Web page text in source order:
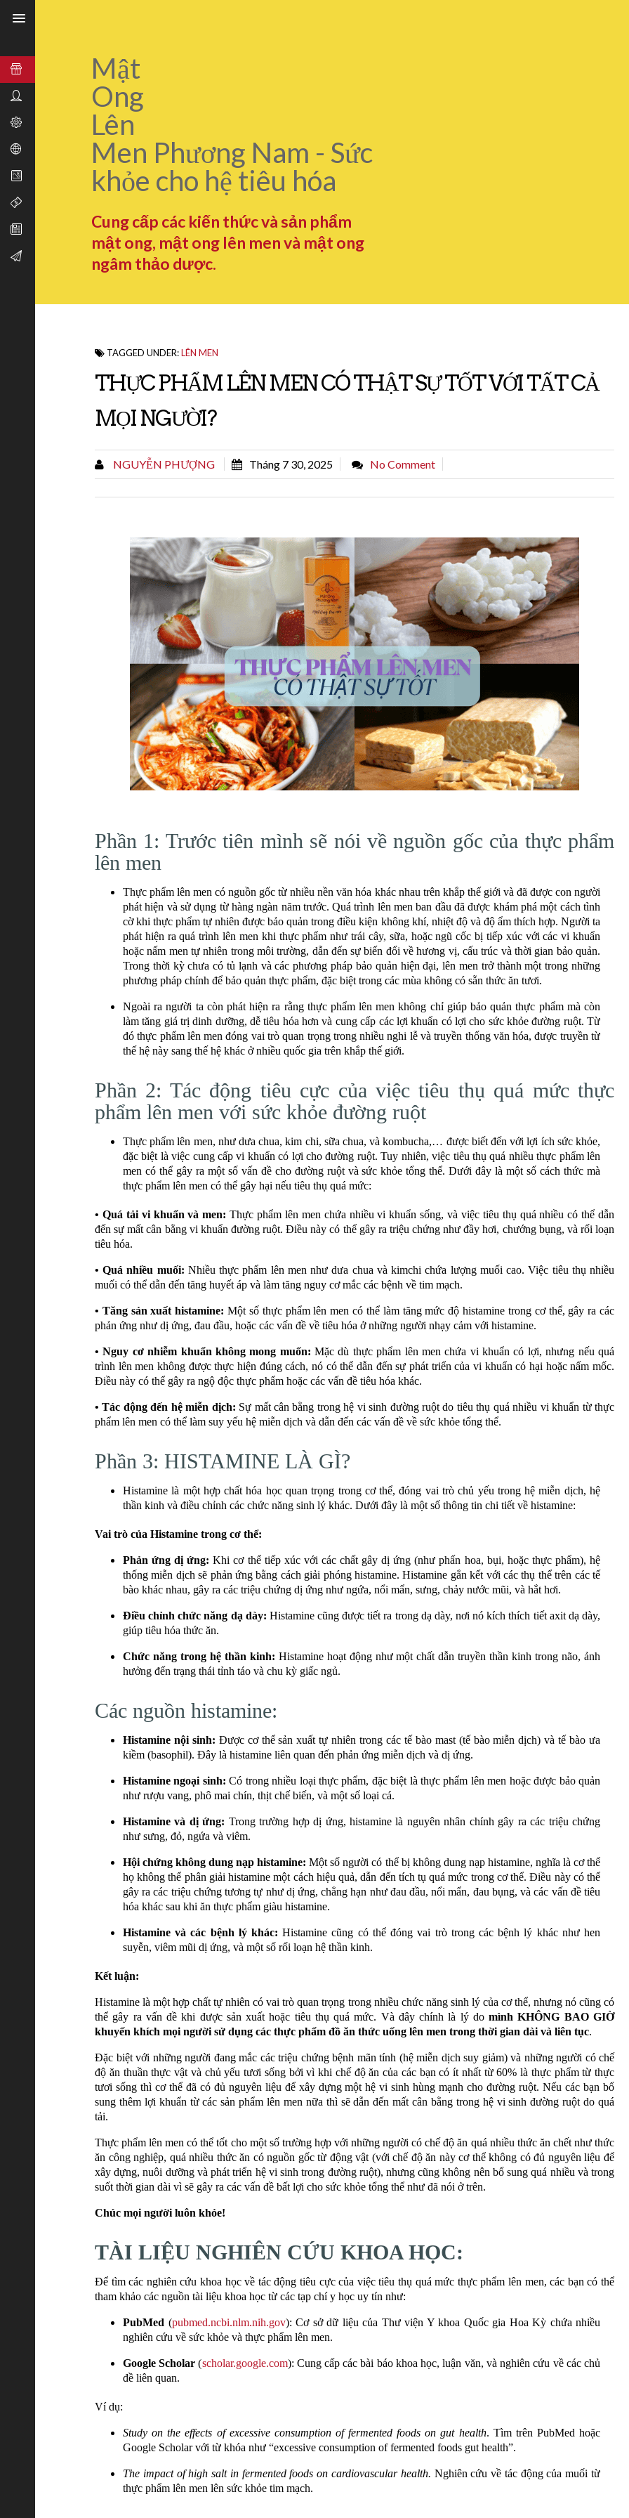
Mật
Ong
Lên
Men Phương Nam - Sức
khỏe cho hệ tiêu hóa
Cung cấp các kiến thức và sản phẩm
mật ong, mật ong lên men và mật ong
ngâm thảo dược.
TAGGED UNDER:LÊN MEN
THỰC PHẨM LÊN MEN CÓ THẬT SỰ TỐT VỚI TẤT CẢ
MỌI NGƯỜI?
NGUYỄN PHƯỢNG Tháng 7 30, 2025 No Comment
Phần 1: Trước tiên mình sẽ nói về nguồn gốc của thực phẩm
lên men
Thực phẩm lên men có nguồn gốc từ nhiều nền văn hóa khác nhau trên khắp thế giới và đã được con người
phát hiện và sử dụng từ hàng ngàn năm trước. Quá trình lên men ban đầu đã được khám phá một cách tình
cờ khi thực phẩm tự nhiên được bảo quản trong điều kiện không khí, nhiệt độ và độ ẩm thích hợp. Người ta
phát hiện ra quá trình lên men khi thực phẩm như trái cây, sữa, hoặc ngũ cốc bị tiếp xúc với các vi khuẩn
hoặc nấm men tự nhiên trong môi trường, dẫn đến sự biến đổi về hương vị, cấu trúc và thời gian bảo quản.
Trong thời kỳ chưa có tủ lạnh và các phương pháp bảo quản hiện đại, lên men trở thành một trong những
phương pháp chính để bảo quản thực phẩm, đặc biệt trong các mùa không có sẵn thức ăn tươi.
Ngoài ra người ta còn phát hiện ra rằng thực phẩm lên men không chỉ giúp bảo quản thực phẩm mà còn
làm tăng giá trị dinh dưỡng, dễ tiêu hóa hơn và cung cấp các lợi khuẩn có lợi cho sức khỏe đường ruột. Từ
đó thực phẩm lên men đóng vai trò quan trọng trong nhiều nghi lễ và truyền thống văn hóa, được truyền từ
thế hệ này sang thế hệ khác ở nhiều quốc gia trên khắp thế giới.
Phần 2: Tác động tiêu cực của việc tiêu thụ quá mức thực
phẩm lên men với sức khỏe đường ruột
Thực phẩm lên men, như dưa chua, kim chi, sữa chua, và kombucha,… được biết đến với lợi ích sức khỏe,
đặc biệt là việc cung cấp vi khuẩn có lợi cho đường ruột. Tuy nhiên, việc tiêu thụ quá nhiều thực phẩm lên
men có thể gây ra một số vấn đề cho đường ruột và sức khỏe tổng thể. Dưới đây là một số cách thức mà
thực phẩm lên men có thể gây hại nếu tiêu thụ quá mức:
• Quá tải vi khuẩn và men: Thực phẩm lên men chứa nhiều vi khuẩn sống, và việc tiêu thụ quá nhiều có thể dẫn
đến sự mất cân bằng vi khuẩn đường ruột. Điều này có thể gây ra triệu chứng như đầy hơi, chướng bụng, và rối loạn
tiêu hóa.
• Quá nhiều muối: Nhiều thực phẩm lên men như dưa chua và kimchi chứa lượng muối cao. Việc tiêu thụ nhiều
muối có thể dẫn đến tăng huyết áp và làm tăng nguy cơ mắc các bệnh về tim mạch.
• Tăng sản xuất histamine: Một số thực phẩm lên men có thể làm tăng mức độ histamine trong cơ thể, gây ra các
phản ứng như dị ứng, đau đầu, hoặc các vấn đề về tiêu hóa ở những người nhạy cảm với histamine.
• Nguy cơ nhiễm khuẩn không mong muốn: Mặc dù thực phẩm lên men chứa vi khuẩn có lợi, nhưng nếu quá
trình lên men không được thực hiện đúng cách, nó có thể dẫn đến sự phát triển của vi khuẩn có hại hoặc nấm mốc.
Điều này có thể gây ra ngộ độc thực phẩm hoặc các vấn đề tiêu hóa khác.
• Tác động đến hệ miễn dịch: Sự mất cân bằng trong hệ vi sinh đường ruột do tiêu thụ quá nhiều vi khuẩn từ thực
phẩm lên men có thể làm suy yếu hệ miễn dịch và dẫn đến các vấn đề về sức khỏe tổng thể.
Phần 3: HISTAMINE LÀ GÌ?
Histamine là một hợp chất hóa học quan trọng trong cơ thể, đóng vai trò chủ yếu trong hệ miễn dịch, hệ
thần kinh và điều chỉnh các chức năng sinh lý khác. Dưới đây là một số thông tin chi tiết về histamine:
Vai trò của Histamine trong cơ thể:
Phản ứng dị ứng: Khi cơ thể tiếp xúc với các chất gây dị ứng (như phấn hoa, bụi, hoặc thực phẩm), hệ
thống miễn dịch sẽ phản ứng bằng cách giải phóng histamine. Histamine gắn kết với các thụ thể trên các tế
bào khác nhau, gây ra các triệu chứng dị ứng như ngứa, nổi mẩn, sưng, chảy nước mũi, và hắt hơi.
Điều chỉnh chức năng dạ dày: Histamine cũng được tiết ra trong dạ dày, nơi nó kích thích tiết axit dạ dày,
giúp tiêu hóa thức ăn.
Chức năng trong hệ thần kinh: Histamine hoạt động như một chất dẫn truyền thần kinh trong não, ảnh
hưởng đến trạng thái tỉnh táo và chu kỳ giấc ngủ.
Các nguồn histamine:
Histamine nội sinh: Được cơ thể sản xuất tự nhiên trong các tế bào mast (tế bào miễn dịch) và tế bào ưa
kiềm (basophil). Đây là histamine liên quan đến phản ứng miễn dịch và dị ứng.
Histamine ngoại sinh: Có trong nhiều loại thực phẩm, đặc biệt là thực phẩm lên men hoặc được bảo quản
như rượu vang, phô mai chín, thịt chế biến, và một số loại cá.
Histamine và dị ứng: Trong trường hợp dị ứng, histamine là nguyên nhân chính gây ra các triệu chứng
như sưng, đỏ, ngứa và viêm.
Hội chứng không dung nạp histamine: Một số người có thể bị không dung nạp histamine, nghĩa là cơ thể
họ không thể phân giải histamine một cách hiệu quả, dẫn đến tích tụ quá mức trong cơ thể. Điều này có thể
gây ra các triệu chứng tương tự như dị ứng, chẳng hạn như đau đầu, nổi mẩn, đau bụng, và các vấn đề tiêu
hóa khác sau khi ăn thực phẩm giàu histamine.
Histamine và các bệnh lý khác: Histamine cũng có thể đóng vai trò trong các bệnh lý khác như hen
suyễn, viêm mũi dị ứng, và một số rối loạn hệ thần kinh.
Kết luận:
Histamine là một hợp chất tự nhiên có vai trò quan trọng trong nhiều chức năng sinh lý của cơ thể, nhưng nó cũng có
thể gây ra vấn đề khi được sản xuất hoặc tiêu thụ quá mức. Và đây chính là lý domình KHÔNG BAO GIỜ
khuyến khích mọi người sử dụng các thực phẩm đồ ăn thức uống lên men trong thời gian dài và liên tục.
Đặc biệt với những người đang mắc các triệu chứng bệnh mãn tính (hệ miễn dịch suy giảm) và những người có chế
độ ăn thuần thực vật và chủ yếu tươi sống bởi vì khi chế độ ăn của các bạn có ít nhất từ 60% là thực phẩm từ thực
tươi sống thì cơ thể đã có đủ nguyên liệu để xây dựng một hệ vi sinh hùng mạnh cho đường ruột. Nếu các bạn bổ
sung thêm lợi khuẩn từ các sản phẩm lên men nữa thì sẽ dẫn đến mất cân bằng trong hệ vi sinh đường ruột do quá
tải.
Thực phẩm lên men có thể tốt cho một số trường hợp với những người có chế độ ăn quá nhiều thức ăn chết như thức
ăn công nghiệp, quá nhiều thức ăn có nguồn gốc từ động vật (với chế độ ăn này cơ thể không có đủ nguyên liệu để
xây dựng, nuôi dưỡng và phát triển hệ vi sinh trong đường ruột), nhưng cũng không nên bổ sung quá nhiều và trong
suốt thời gian dài vì sẽ gây ra các vấn đề bất lợi cho sức khỏe tổng thể như đã nói ở trên.
Chúc mọi người luôn khỏe!
TÀI LIỆU NGHIÊN CỨU KHOA HỌC:
Để tìm các nghiên cứu khoa học về tác động tiêu cực của việc tiêu thụ quá mức thực phẩm lên men, các bạn có thể
tham khảo các nguồn tài liệu khoa học từ các tạp chí y học uy tín như:
PubMed (pubmed.ncbi.nlm.nih.gov): Cơ sở dữ liệu của Thư viện Y khoa Quốc gia Hoa Kỳ chứa nhiều
nghiên cứu về sức khỏe và thực phẩm lên men.
Google Scholar (scholar.google.com): Cung cấp các bài báo khoa học, luận văn, và nghiên cứu về các chủ
đề liên quan.
Ví dụ:
Study on the effects of excessive consumption of fermented foods on gut health. Tìm trên PubMed hoặc
Google Scholar với từ khóa như “excessive consumption of fermented foods gut health”.
The impact of high salt in fermented foods on cardiovascular health. Nghiên cứu về tác động của muối từ
thực phẩm lên men lên sức khỏe tim mạch.